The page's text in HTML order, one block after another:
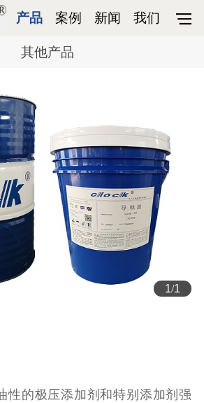
产品 案例 新闻 我们
其他产品
1/1
性的极压添加剂和特别添加剂强